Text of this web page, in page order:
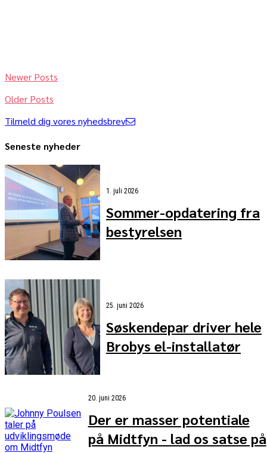
Newer Posts
Older Posts
Tilmeld dig vores nyhedsbrev
Seneste nyheder
1. juli 2026
Sommer-opdatering fra
bestyrelsen
25. juni 2026
Søskendepar driver hele
Brobys el-installatør
20. juni 2026
Der er masser potentiale
på Midtfyn - lad os satse på